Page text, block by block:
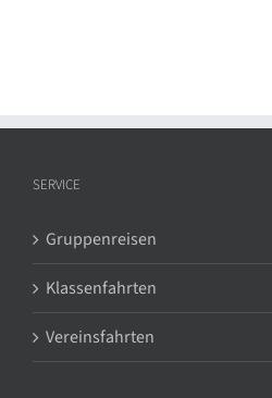
SERVICE
Gruppenreisen
Klassenfahrten
Vereinsfahrten